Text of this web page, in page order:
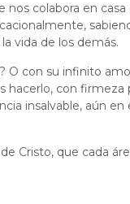
colabora en
vida de los demás.
O con su infinito
con
insalvable, aún
Cristo, que cada